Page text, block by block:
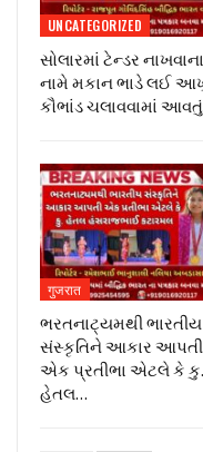
UNCATEGORIZED
સોલારમાં ટેન્ડર નાખવાના
નામે મકાન ભાડે લઈ
કૌભાંડ ચલાવવામાં
गुजरात
ભરતનાટ્યમથી ભારતીય
સંસ્કૃતિને આકાર આપતી
એક પ્રતીભા એટલે કે‌ કુ.
હેતલ…